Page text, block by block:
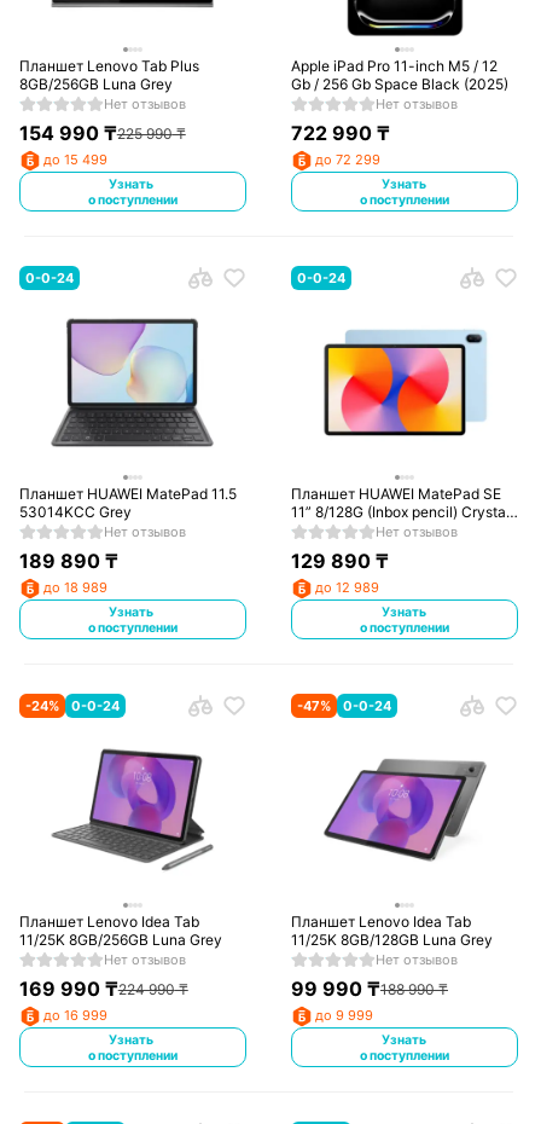
Планшет Lenovo Tab Plus
8GB/256GB Luna Grey
Нет отзывов
154 990₸225 990₸
до 15 499
Узнать
о поступлении
Apple iPad Pro 11-inch M5 / 12
Gb / 256 Gb Space Black (2025)
Нет отзывов
722 990 ₸
до 72 299
Узнать
о поступлении
0-0-24
Планшет HUAWEI MatePad 11.5
53014KCC Grey
Нет отзывов
189 890₸
до 18 989
Узнать
о поступлении
0-0-24
Планшет HUAWEI MatePad SE
11” 8/128G (Inbox pencil) Crystal
Blue (Agassi6-W19DP)
Нет отзывов
129 890 ₸
до 12 989
Узнать
о поступлении
-24% 0-0-24
Планшет Lenovo Idea Tab
11/25K 8GB/256GB Luna Grey
Нет отзывов
169 990₸224 990₸
до 16 999
Узнать
о поступлении
-47% 0-0-24
Планшет Lenovo Idea Tab
11/25K 8GB/128GB Luna Grey
Нет отзывов
99 990 ₸188 990₸
до 9 999
Узнать
о поступлении